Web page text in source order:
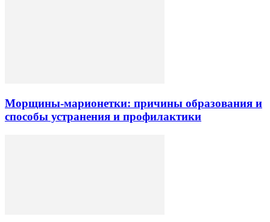
Морщины-марионетки: причины образования и
способы устранения и профилактики